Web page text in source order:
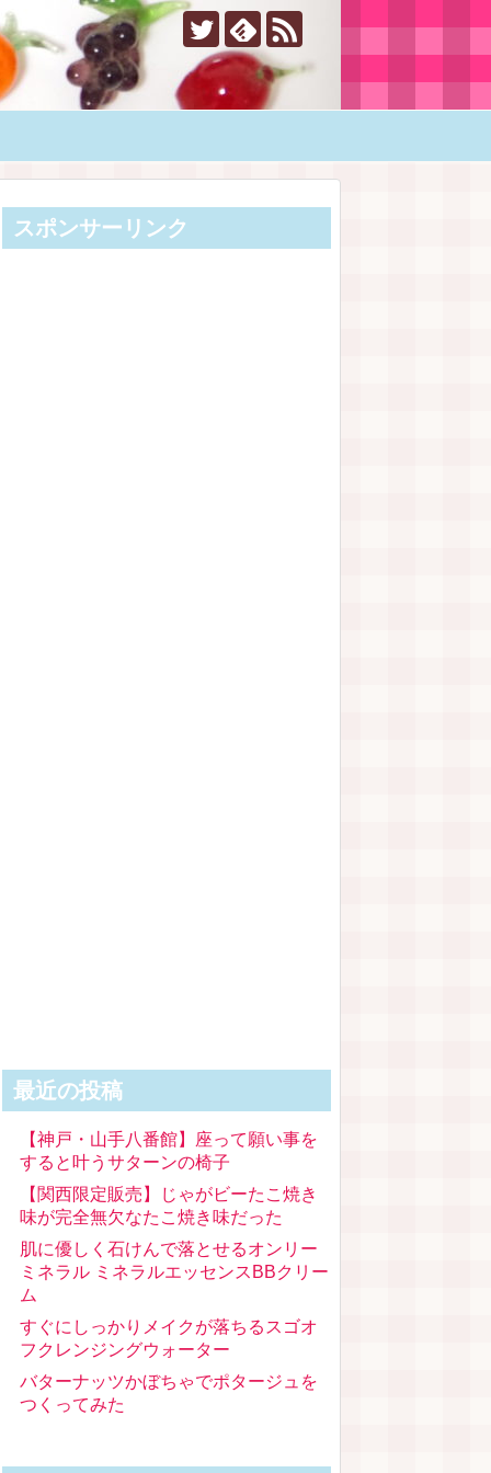
スポンサーリンク
最近の投稿
【神戸・山手八番館】座って願い事を
すると叶うサターンの椅子
【関西限定販売】じゃがビーたこ焼き
味が完全無欠なたこ焼き味だった
肌に優しく石けんで落とせるオンリー
ミネラル ミネラルエッセンスBBクリー
ム
すぐにしっかりメイクが落ちるスゴオ
フクレンジングウォーター
バターナッツかぼちゃでポタージュを
つくってみた